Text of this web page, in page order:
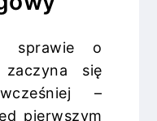
sprawie o
się
–
pierwszym